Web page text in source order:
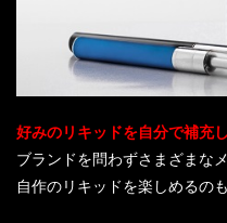
好みのリキッドを自分で補充
ブランドを問わずさまざまな
自作のリキッドを楽しめるの